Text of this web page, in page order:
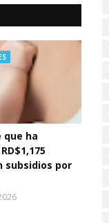
que ha
subsidios por